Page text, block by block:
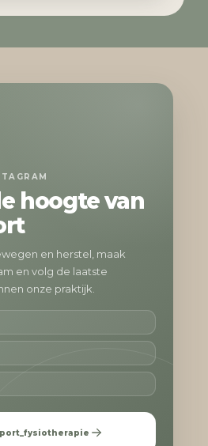
hoogte van
en herstel, maak
en volg de laatste
onze praktijk.